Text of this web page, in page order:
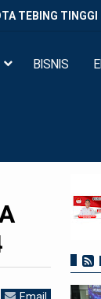
TEBING
BISNIS